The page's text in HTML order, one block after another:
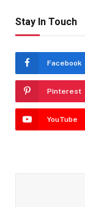
Stay In Touch
Facebook
Pinterest
YouTube